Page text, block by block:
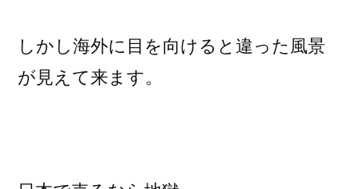
しかし海外に目を向けると違った風景
が見えて来ます。